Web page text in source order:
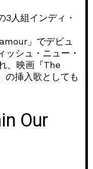
3人組インディ・
」でデビュ
ッシュ・ニュー・
、映画『The
挿入歌としても
Our